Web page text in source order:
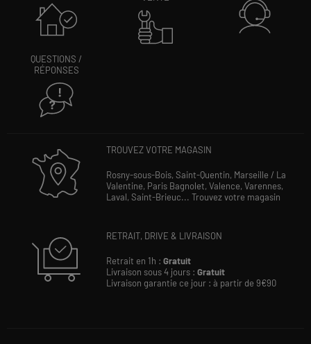
QUESTIONS /
RÉPONSES
TROUVEZ VOTRE MAGASIN
Rosny-sous-Bois, Saint-Quentin, Marseille / La
Valentine, Paris Bagnolet, Valence, Varennes,
Laval, Saint-Brieuc... Trouvez votre magasin
RETRAIT, DRIVE & LIVRAISON
Retrait en 1h : Gratuit
Livraison sous 4 jours : Gratuit
Livraison garantie ce jour : à partir de 9€90